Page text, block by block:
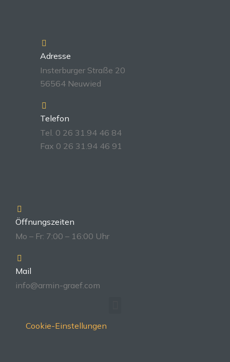
Adresse
Insterburger Straße 20
56564 Neuwied
Telefon
Tel. 0 26 31.94 46 84
Fax 0 26 31.94 46 91
Öffnungszeiten
Mo – Fr: 7:00 – 16:00 Uhr
Mail
info@armin-graef.com
Cookie-Einstellungen